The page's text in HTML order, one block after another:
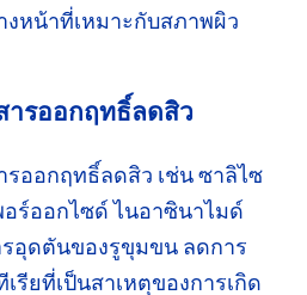
งหน้าที่เหมาะกับสภาพผิว
รออกฤทธิ์ลดสิว
ออกฤทธิ์ลดสิว เช่น ซาลิไซ
ร์ออกไซด์ ไนอาซินาไมด์
อุดตันของรูขุมขน ลดการ
รียที่เป็นสาเหตุของการเกิด